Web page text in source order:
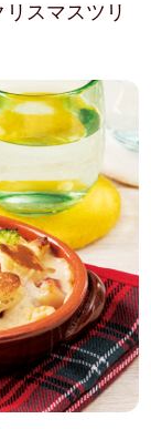
スマスツリ